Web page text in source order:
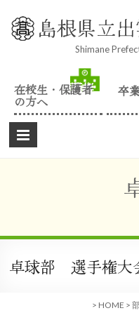
content 島根県立
Shimane
在校生・保護者
の方へ
卒
卓球部 選手権大
> HOME >